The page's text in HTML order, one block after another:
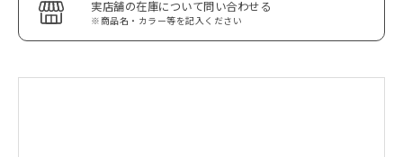
実店舗の在庫について問い合わせる
※商品名・カラー等を記入ください